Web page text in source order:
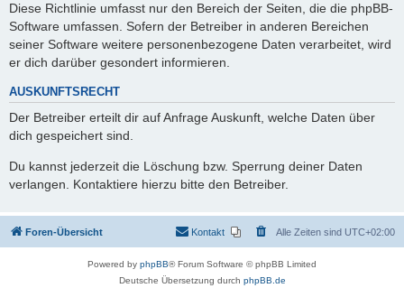
Diese Richtlinie umfasst nur den Bereich der Seiten, die die phpBB-
Software umfassen. Sofern der Betreiber in anderen Bereichen
seiner Software weitere personenbezogene Daten verarbeitet, wird
er dich darüber gesondert informieren.
AUSKUNFTSRECHT
Der Betreiber erteilt dir auf Anfrage Auskunft, welche Daten über
dich gespeichert sind.
Du kannst jederzeit die Löschung bzw. Sperrung deiner Daten
verlangen. Kontaktiere hierzu bitte den Betreiber.
Foren-Übersicht Alle Zeiten sind UTC+02:00
Kontakt
Powered by phpBB® Forum Software © phpBB Limited
Deutsche Übersetzung durch phpBB.de